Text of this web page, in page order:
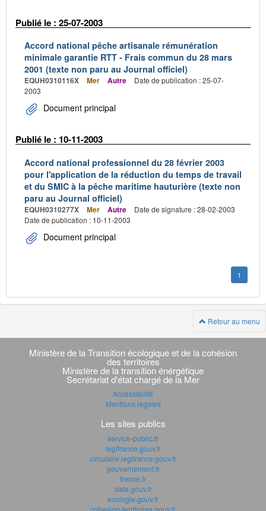
Publié le : 25-07-2003
Accord national pêche artisanale rémunération
minimale garantie RTT - Frais commun du 28 mars
2001 (texte non paru au Journal officiel)
EQUH0310116X Mer Autre
Date de publication : 25-07-
2003
Document principal
Publié le : 10-11-2003
Accord national professionnel du 28 février 2003
pour l'application de la réduction du temps de travail
et du SMIC à la pêche maritime hauturière (texte non
paru au Journal officiel)
EQUH0310277X Mer Autre
Date de signature : 28-02-2003
Date de publication : 10-11-2003
Document principal
1
Retour au menu
Navigation
transverse
Ministère de la Transition écologique et de la cohésion
des territoires
Ministère de la transition énérgétique
Secrétariat d'état chargé de la Mer
Accessibilité
Mentions légales
Les sites publics
service-public.fr
legifrance.gouv.fr
circulaire.legifrance.gouv.fr
gouvernement.fr
france.fr
data.gouv.fr
ecologie.gouv.fr
cohesion-territoires.gouv.fr